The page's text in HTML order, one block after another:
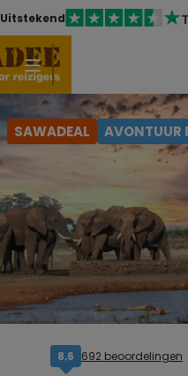
Uitstekend
SAWADEAL AVONTUUR
8,6 692 beoordelingen